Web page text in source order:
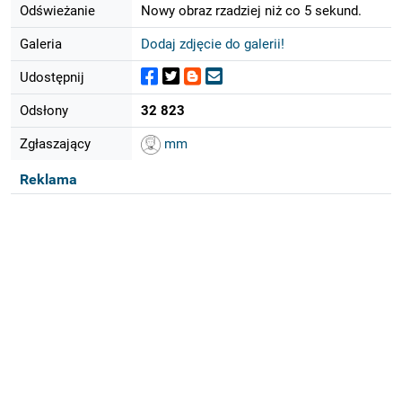
Odświeżanie Nowy obraz rzadziej niż co 5 sekund.
Galeria Dodaj zdjęcie do galerii!
Udostępnij
Odsłony 32 823
Zgłaszający mm
Reklama